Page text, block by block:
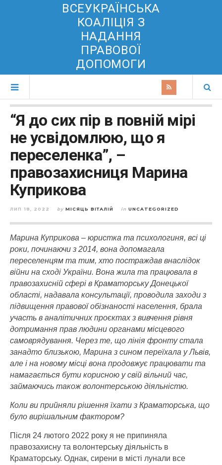
ВСЕУКРАЇНСЬКА
КОАЛІЦІЯ З
НАДАННЯ
ПРАВОВОЇ
ДОПОМОГИ
“Я до сих пір в повній мірі
не усвідомлюю, що я
переселенка”, –
правозахисниця Марина
Куприкова
ЛИП 18, 2022 by МІСЯЦЬ ВІТАЛІЙ in UNCATEGORIZED
Марина Куприкова – юристка та психологиня, всі ці
роки, починаючи з 2014, вона допомагала
переселенцям та тим, хто постраждав внаслідок
війни на сході України. Вона жила та працювала в
правозахисній сфері в Краматорську Донецької
області, надавала консультації, проводила заходи з
підвищення правової обізнаності населення, брала
участь в аналітичних проєктах з вивчення рівня
дотримання прав людини органами місцевого
самоврядування. Через те, що лінія фронту стала
занадто близькою, Марина з сином переїхала у Львів,
але і на новому місці вона продовжує працювати та
намагається бути корисною у свій вільний час,
займаючись також волонтерською діяльністю.
Коли ви прийняли рішення їхати з Краматорська, що
було вирішальним фактором?
Після 24 лютого 2022 року я не припиняла
правозахисну та волонтерську діяльність в
Краматорську. Однак, сирени в місті лунали все